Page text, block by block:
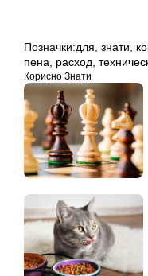
Позначки:для знати
пена
расход
Корисно Знати